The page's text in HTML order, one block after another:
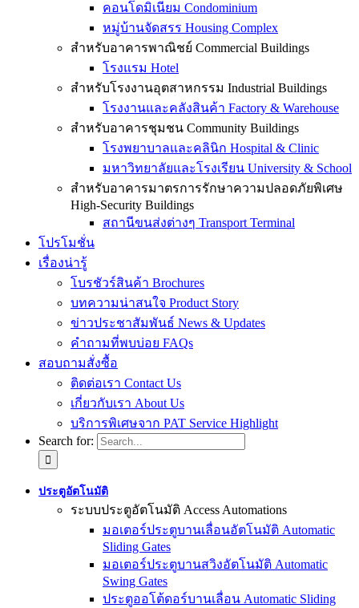
คอนโดมิเนียม Condominium
หมู่บ้านจัดสรร Housing Complex
สำหรับอาคารพาณิชย์ Commercial Buildings
โรงแรม Hotel
สำหรับโรงงานอุตสาหกรรม Industrial Buildings
โรงงานและคลังสินค้า Factory & Warehouse
สำหรับอาคารชุมชน Community Buildings
โรงพยาบาลและคลินิก Hospital & Clinic
มหาวิทยาลัยและโรงเรียน University & School
สำหรับอาคารมาตรการรักษาความปลอดภัยพิเศษ
High-Security Buildings
สถานีขนส่งต่างๆ Transport Terminal
โปรโมชั่น
เรื่องน่ารู้
โบรชัวร์สินค้า Brochures
บทความน่าสนใจ Product Story
ข่าวประชาสัมพันธ์ News & Updates
คำถามที่พบบ่อย FAQs
สอบถามสั่งซื้อ
ติดต่อเรา Contact Us
เกี่ยวกับเรา About Us
บริการพิเศษจาก PAT Service Highlight
Search for:
ประตูอัตโนมัติ
ระบบประตูอัตโนมัติ Access Automations
มอเตอร์ประตูบานเลื่อนอัตโนมัติ Automatic
Sliding Gates
มอเตอร์ประตูบานสวิงอัตโนมัติ Automatic
Swing Gates
ประตูออโต้ดอร์บานเลื่อน Automatic Sliding